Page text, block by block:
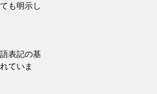
も明示し
表記の基
ていま